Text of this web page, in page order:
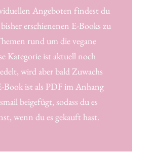
Angeboten findest du
erschienenen E-Books zu
rund um die vegane
Kategorie ist aktuell noch
wird aber bald Zuwachs
Book ist als PDF im Anhang
beigefügt, sodass du es
wenn du es gekauft hast.